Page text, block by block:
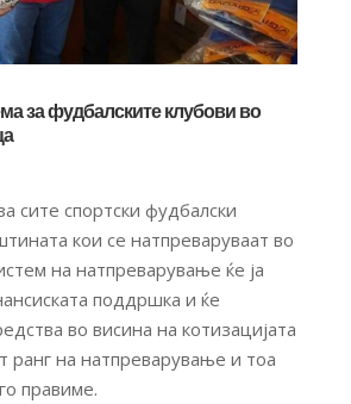
за фудбалските клубови во
сите спортски фудбалски
кои се натпреваруваат во
на натпреварување ќе ја
поддршка и ќе
во висина на котизацијата
ранг на натпреварување и тоа
правиме.